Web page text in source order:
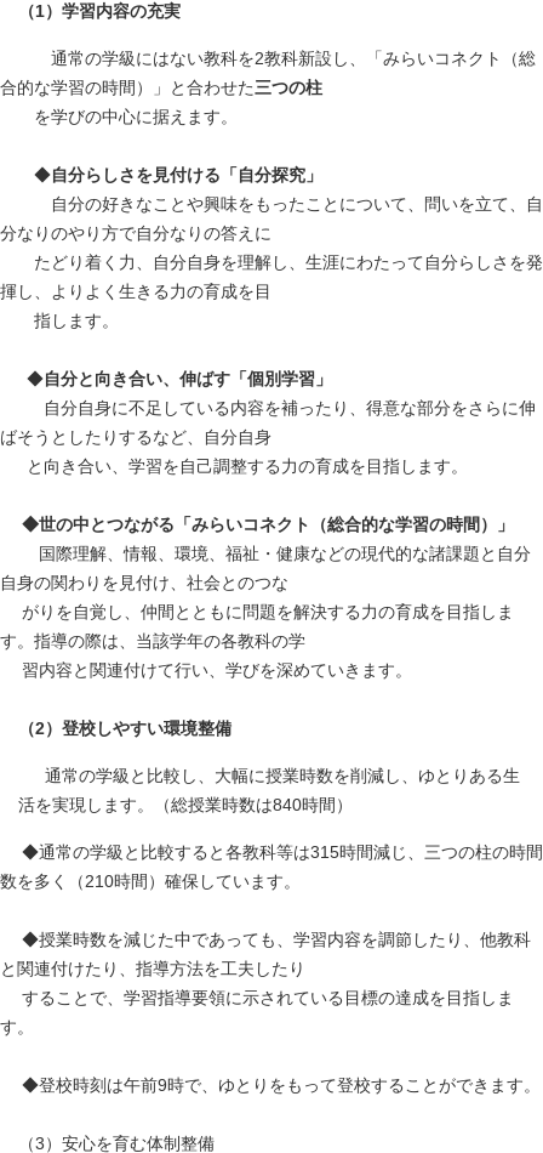
（1）学習内容の充実
通常の学級にはない教科を2教科新設し、「みらいコネクト（総
合的な学習の時間）」と合わせた 三つの柱
を学びの中心に据えます。
◆自分らしさを見付ける「自分探究」
自分の好きなことや興味をもったことについて、問いを立て、自
分なりのやり方で自分なりの答えに
たどり着く力、自分自身を理解し、生涯にわたって自分らしさを発
揮し、よりよく生きる力の育成を目
指します。
◆自分と向き合い、伸ばす「個別学習」
自分自身に不足している内容を補ったり、得意な部分をさらに伸
ばそうとしたりするなど、自分自身
と向き合い、学習を自己調整する力の育成を目指します。
◆世の中とつながる「みらいコネクト（総合的な学習の時間）」
国際理解、情報、環境、福祉・健康などの現代的な諸課題と自分
自身の関わりを見付け、社会とのつな
がりを自覚し、仲間とともに問題を解決する力の育成を目指しま
す。指導の際は、当該学年の各教科の学
習内容と関連付けて行い、学びを深めていきます。
（2）登校しやすい環境整備
通常の学級と比較し、大幅に授業時数を削減し、ゆとりある生
活を実現します。（総授業時数は840時間）
◆通常の学級と比較すると各教科等は315時間減じ、三つの柱の時間
数を多く（210時間）確保しています。
◆授業時数を減じた中であっても、学習内容を調節したり、他教科
と関連付けたり、指導方法を工夫したり
することで、学習指導要領に示されている目標の達成を目指しま
す。
◆登校時刻は午前9時で、ゆとりをもって登校することができます。
（3）安心を育む体制整備